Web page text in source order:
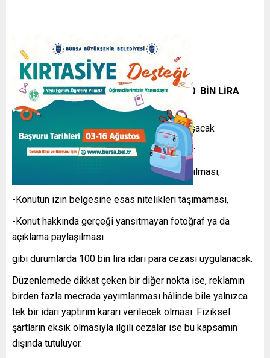
ALDATICI TANITIM TESPİT EDİLİRSE 100 BİN LİRA
CEZA
-Yanıltıcı bilgiler artık ağır yaptırımla karşılaşacak
Bakanlık tarafından yapılan açıklamaya göre:
-Tanıtımlarda kullanıcıyı aldatıcı ifade kullanılması,
-Konutun izin belgesine esas nitelikleri taşımaması,
-Konut hakkında gerçeği yansıtmayan fotoğraf ya da
açıklama paylaşılması
gibi durumlarda 100 bin lira idari para cezası uygulanacak.
Düzenlemede dikkat çeken bir diğer nokta ise, reklamın
birden fazla mecrada yayımlanması hâlinde bile yalnızca
tek bir idari yaptırım kararı verilecek olması. Fiziksel
şartların eksik olmasıyla ilgili cezalar ise bu kapsamın
dışında tutuluyor.